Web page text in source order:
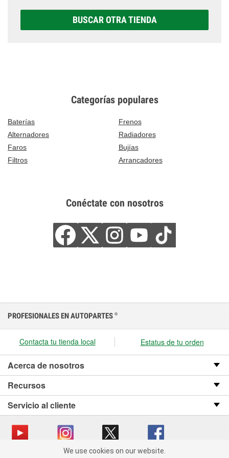
BUSCAR OTRA TIENDA
Categorías populares
Baterías
Frenos
Alternadores
Radiadores
Faros
Bujías
Filtros
Arrancadores
Conéctate con nosotros
We use cookies on our website. By clicking "Accept", you consent
PROFESIONALES EN AUTOPARTES ®
Contacta tu tienda local Estatus de tu orden
Acerca de nosotros
Recursos
Servicio al cliente
We use cookies on our website.